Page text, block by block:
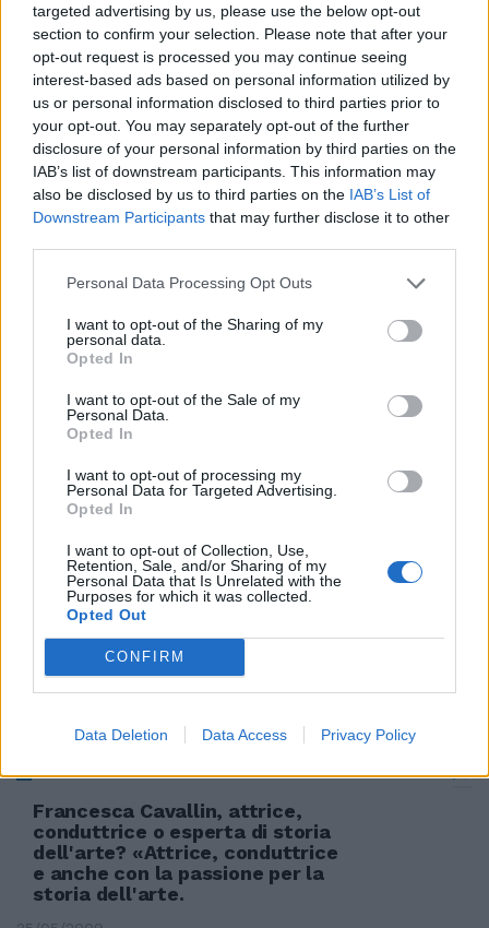
targeted advertising by us, please use the below opt-out
section to confirm your selection. Please note that after your
opt-out request is processed you may continue seeing
interest-based ads based on personal information utilized by
us or personal information disclosed to third parties prior to
your opt-out. You may separately opt-out of the further
disclosure of your personal information by third parties on the
IAB’s list of downstream participants. This information may
also be disclosed by us to third parties on the IAB’s List of
Downstream Participants that may further disclose it to other
Personal Data Processing Opt Outs
I want to opt-out of the Sharing of my
personal data.
Opted In
I want to opt-out of the Sale of my
Personal Data.
Opted In
I want to opt-out of processing my
Personal Data for Targeted Advertising.
Opted In
I want to opt-out of Collection, Use,
Retention, Sale, and/or Sharing of my
Personal Data that Is Unrelated with the
Purposes for which it was collected.
Opted Out
CONFIRM
Data Deletion Data Access Privacy Policy
Federica: «Io attrice? Magari»
06/09/2009
"Canto, ballo e recito con grinta
e seduzione"
La Arcuri "dea della fortuna"
19/07/2009
Rocco Siffredi contro il porno
28/06/2009
Pieraccioni perde la testa per la
struggente Marilyn
Francesca Cavallin, attrice,
conduttrice o esperta di storia
dell'arte? «Attrice, conduttrice
e anche con la passione per la
storia dell'arte.